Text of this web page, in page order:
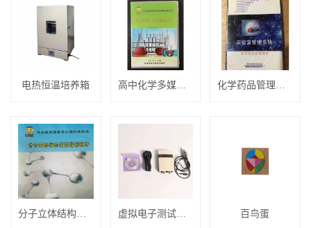
电热恒温培养箱 高中化学多媒体教学软件 化学药品管理软件
分子立体结构模型绘制软件 虚拟电子测试仪器软件 百鸟蛋